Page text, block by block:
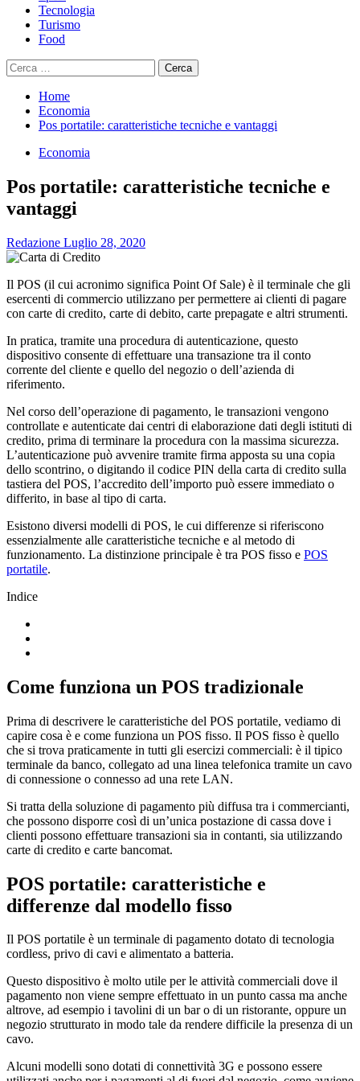
Tecnologia
Turismo
Food
Ricerca
per:
Home
Economia
Pos portatile: caratteristiche tecniche e vantaggi
Economia
Pos portatile: caratteristiche tecniche e
vantaggi
Redazione Luglio 28, 2020
Il POS (il cui acronimo significa Point Of Sale) è il terminale che gli
esercenti di commercio utilizzano per permettere ai clienti di pagare
con carte di credito, carte di debito, carte prepagate e altri strumenti.
In pratica, tramite una procedura di autenticazione, questo
dispositivo consente di effettuare una transazione tra il conto
corrente del cliente e quello del negozio o dell’azienda di
riferimento.
Nel corso dell’operazione di pagamento, le transazioni vengono
controllate e autenticate dai centri di elaborazione dati degli istituti di
credito, prima di terminare la procedura con la massima sicurezza.
L’autenticazione può avvenire tramite firma apposta su una copia
dello scontrino, o digitando il codice PIN della carta di credito sulla
tastiera del POS, l’accredito dell’importo può essere immediato o
differito, in base al tipo di carta.
Esistono diversi modelli di POS, le cui differenze si riferiscono
essenzialmente alle caratteristiche tecniche e al metodo di
funzionamento. La distinzione principale è tra POS fisso e POS
portatile.
Indice
Come funziona un POS tradizionale
Prima di descrivere le caratteristiche del POS portatile, vediamo di
capire cosa è e come funziona un POS fisso. Il POS fisso è quello
che si trova praticamente in tutti gli esercizi commerciali: è il tipico
terminale da banco, collegato ad una linea telefonica tramite un cavo
di connessione o connesso ad una rete LAN.
Si tratta della soluzione di pagamento più diffusa tra i commercianti,
che possono disporre così di un’unica postazione di cassa dove i
clienti possono effettuare transazioni sia in contanti, sia utilizzando
carte di credito e carte bancomat.
POS portatile: caratteristiche e
differenze dal modello fisso
Il POS portatile è un terminale di pagamento dotato di tecnologia
cordless, privo di cavi e alimentato a batteria.
Questo dispositivo è molto utile per le attività commerciali dove il
pagamento non viene sempre effettuato in un punto cassa ma anche
altrove, ad esempio i tavolini di un bar o di un ristorante, oppure un
negozio strutturato in modo tale da rendere difficile la presenza di un
cavo.
Alcuni modelli sono dotati di connettività 3G e possono essere